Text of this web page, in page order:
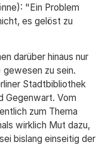
"Ein Problem
es gelöst zu
darüber hinaus nur
zu sein.
Stadtbibliothek
Gegenwart. Vom
zum Thema
wirklich Mut dazu,
bislang einseitig der